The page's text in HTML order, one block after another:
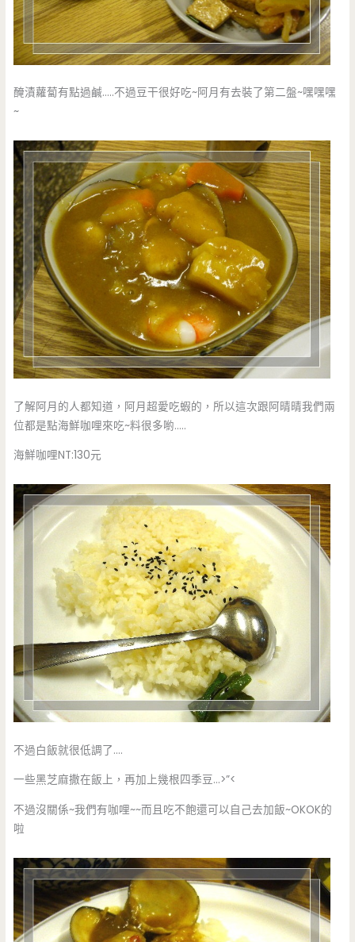
醃漬蘿蔔有點過鹹…..不過豆干很好吃~阿月有去裝了第二盤~嘿嘿嘿
~
了解阿月的人都知道，阿月超愛吃蝦的，所以這次跟阿晴晴我們兩
位都是點海鮮咖哩來吃~料很多喲…..
海鮮咖哩NT:130元
不過白飯就很低調了….
一些黑芝麻撒在飯上，再加上幾根四季豆…>”<
不過沒關係~我們有咖哩~~而且吃不飽還可以自己去加飯~OKOK的
啦